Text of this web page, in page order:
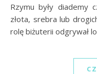
Rzymu były diademy
złota, srebra lub
rolę biżuterii odgrywał